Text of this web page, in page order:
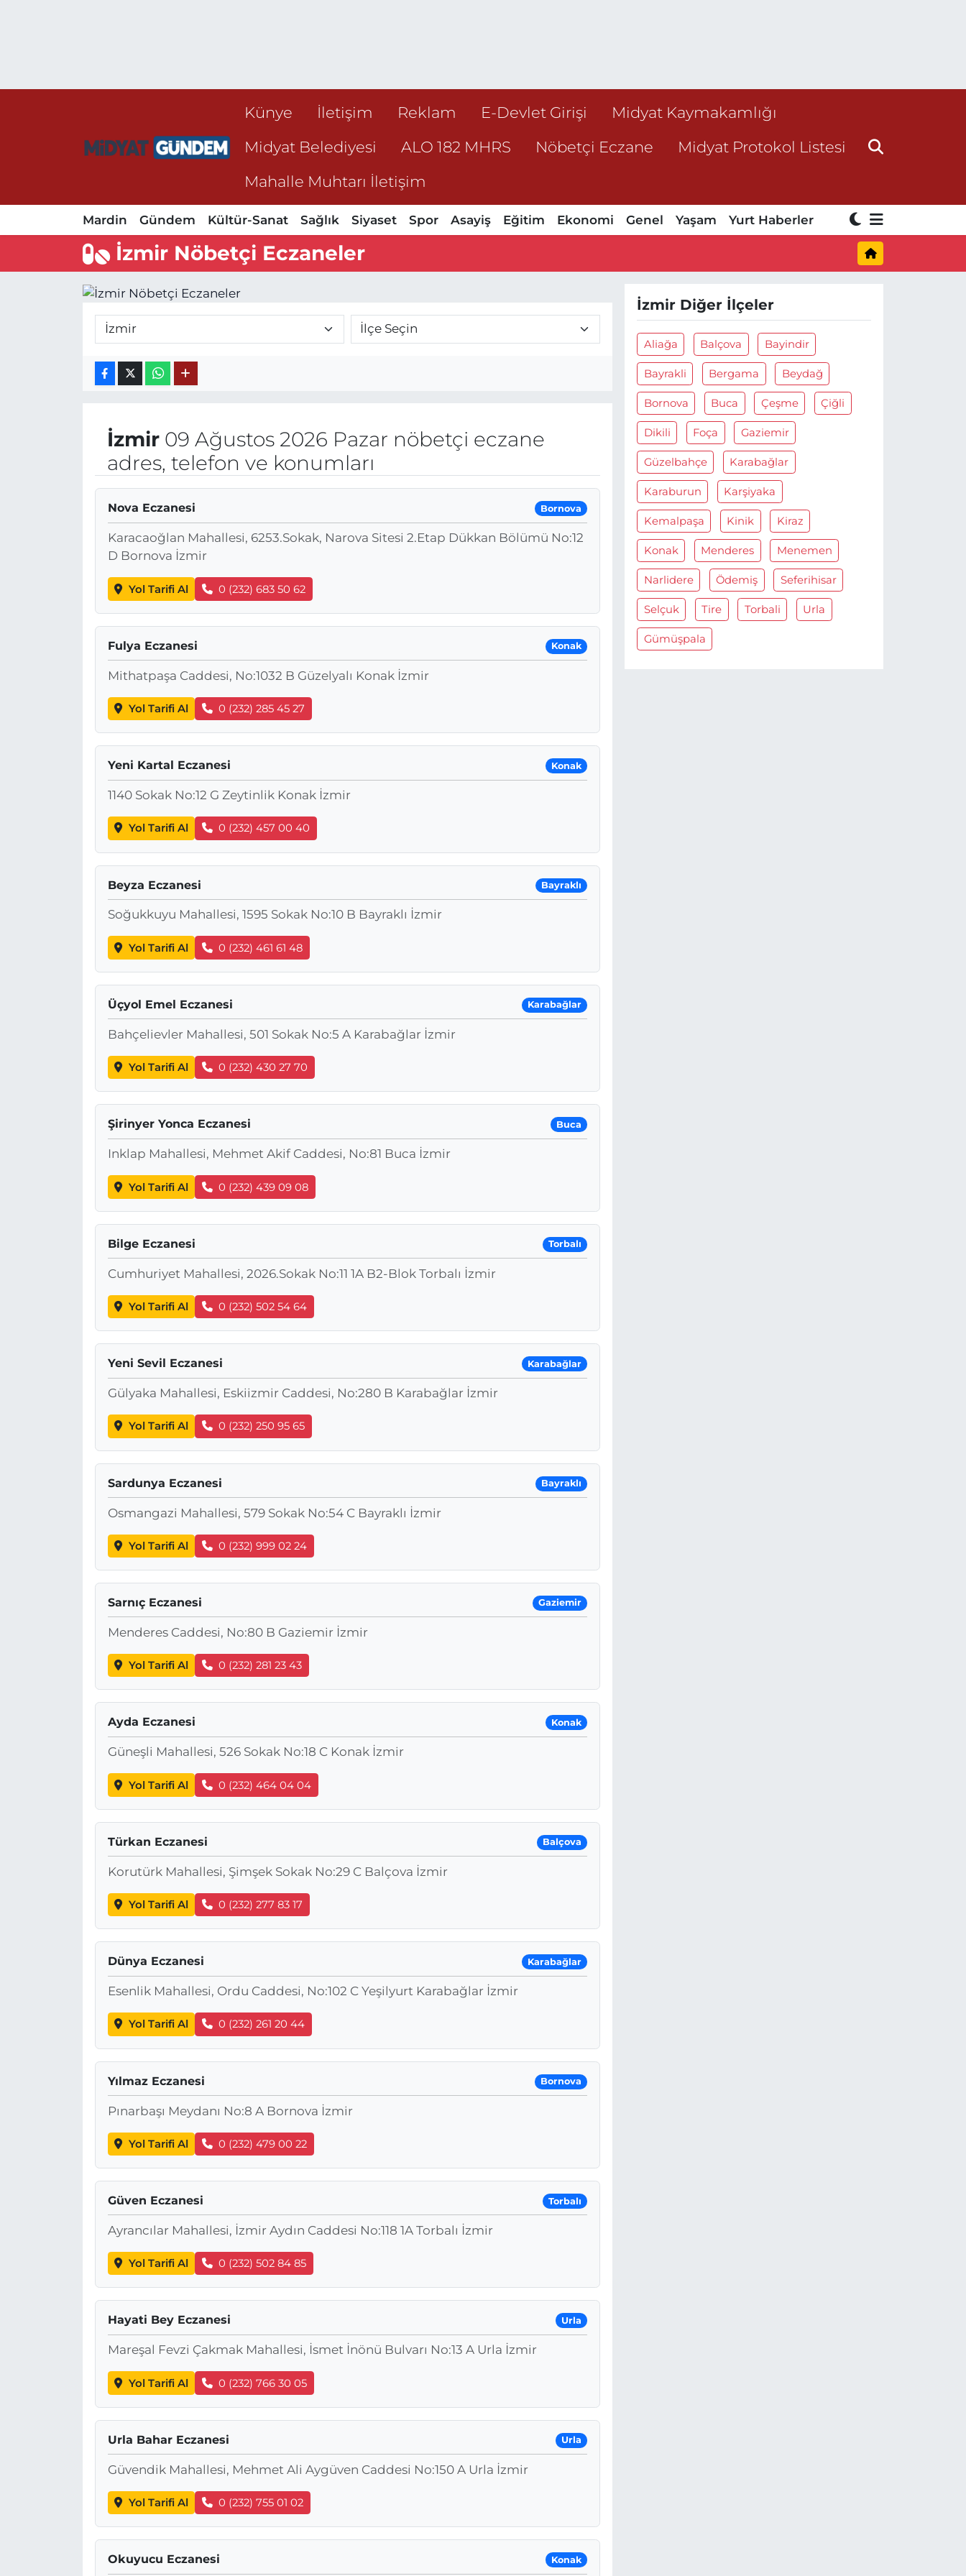
Künye İletişim Reklam E-Devlet Girişi
Midyat Kaymakamlığı
Midyat Belediyesi
ALO 182 MHRS Nöbetçi Eczane
Midyat Protokol Listesi
Mahalle Muhtarı İletişim
Mardin Gündem Kültür-Sanat Sağlık Siyaset Spor Asayiş Eğitim Ekonomi Genel Yaşam Yurt Haberler
İzmir Nöbetçi Eczaneler
İzmir09 Ağustos 2026 Pazar nöbetçi eczane
adres, telefon ve konumları
Nova Eczanesi Bornova
Karacaoğlan Mahallesi, 6253.Sokak, Narova Sitesi 2.Etap Dükkan Bölümü No:12
D Bornova İzmir
Yol Tarifi Al 0 (232) 683 50 62
Fulya Eczanesi Konak
Mithatpaşa Caddesi, No:1032 B Güzelyalı Konak İzmir
Yol Tarifi Al 0 (232) 285 45 27
Yeni Kartal Eczanesi Konak
1140 Sokak No:12 G Zeytinlik Konak İzmir
Yol Tarifi Al 0 (232) 457 00 40
Beyza Eczanesi Bayraklı
Soğukkuyu Mahallesi, 1595 Sokak No:10 B Bayraklı İzmir
Yol Tarifi Al 0 (232) 461 61 48
Üçyol Emel Eczanesi Karabağlar
Bahçelievler Mahallesi, 501 Sokak No:5 A Karabağlar İzmir
Yol Tarifi Al 0 (232) 430 27 70
Şirinyer Yonca Eczanesi Buca
Inklap Mahallesi, Mehmet Akif Caddesi, No:81 Buca İzmir
Yol Tarifi Al 0 (232) 439 09 08
Bilge Eczanesi Torbalı
Cumhuriyet Mahallesi, 2026.Sokak No:11 1A B2-Blok Torbalı İzmir
Yol Tarifi Al 0 (232) 502 54 64
Yeni Sevil Eczanesi Karabağlar
Gülyaka Mahallesi, Eskiizmir Caddesi, No:280 B Karabağlar İzmir
Yol Tarifi Al 0 (232) 250 95 65
Sardunya Eczanesi Bayraklı
Osmangazi Mahallesi, 579 Sokak No:54 C Bayraklı İzmir
Yol Tarifi Al 0 (232) 999 02 24
Sarnıç Eczanesi Gaziemir
Menderes Caddesi, No:80 B Gaziemir İzmir
Yol Tarifi Al 0 (232) 281 23 43
Ayda Eczanesi Konak
Güneşli Mahallesi, 526 Sokak No:18 C Konak İzmir
Yol Tarifi Al 0 (232) 464 04 04
Türkan Eczanesi Balçova
Korutürk Mahallesi, Şimşek Sokak No:29 C Balçova İzmir
Yol Tarifi Al 0 (232) 277 83 17
Dünya Eczanesi Karabağlar
Esenlik Mahallesi, Ordu Caddesi, No:102 C Yeşilyurt Karabağlar İzmir
Yol Tarifi Al 0 (232) 261 20 44
Yılmaz Eczanesi Bornova
Pınarbaşı Meydanı No:8 A Bornova İzmir
Yol Tarifi Al 0 (232) 479 00 22
Güven Eczanesi Torbalı
Ayrancılar Mahallesi, İzmir Aydın Caddesi No:118 1A Torbalı İzmir
Yol Tarifi Al 0 (232) 502 84 85
Hayati Bey Eczanesi Urla
Mareşal Fevzi Çakmak Mahallesi, İsmet İnönü Bulvarı No:13 A Urla İzmir
Yol Tarifi Al 0 (232) 766 30 05
Urla Bahar Eczanesi Urla
Güvendik Mahallesi, Mehmet Ali Aygüven Caddesi No:150 A Urla İzmir
Yol Tarifi Al 0 (232) 755 01 02
Okuyucu Eczanesi Konak
İzmir Diğer İlçeler
Aliağa Balçova Bayindir
Bayrakli Bergama Beydağ
Bornova Buca Çeşme Çiğli
Dikili Foça Gaziemir
Güzelbahçe Karabağlar
Karaburun Karşiyaka
Kemalpaşa Kinik Kiraz
Konak Menderes Menemen
Narlidere Ödemiş Seferihisar
Selçuk Tire Torbali Urla
Gümüşpala